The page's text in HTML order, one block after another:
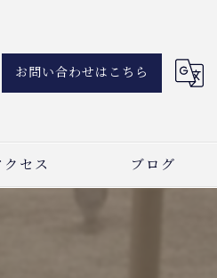
お問い合わせはこちら
クセス ブログ